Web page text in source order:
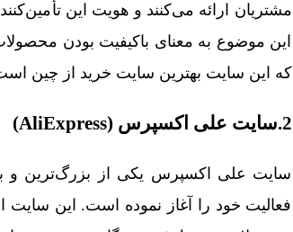
مشتریان ارائه می‌کنند و هویت این
این موضوع به معنای باکیفیت بودن
که این سایت بهترین سایت خرید از چین
2.سایت علی اکسپرس (AliExpress)
فعالیت خود را آغاز نموده است. این